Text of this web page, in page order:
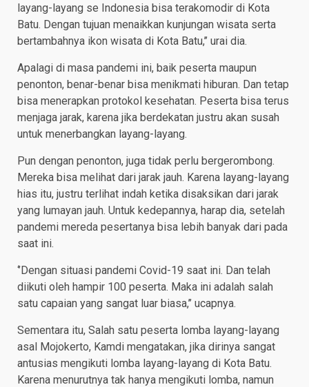
layang-layang se Indonesia bisa terakomodir di Kota
Batu. Dengan tujuan menaikkan kunjungan wisata serta
bertambahnya ikon wisata di Kota Batu,’’ urai dia.
Apalagi di masa pandemi ini, baik peserta maupun
penonton, benar-benar bisa menikmati hiburan. Dan tetap
bisa menerapkan protokol kesehatan. Peserta bisa terus
menjaga jarak, karena jika berdekatan justru akan susah
untuk menerbangkan layang-layang.
Pun dengan penonton, juga tidak perlu bergerombong.
Mereka bisa melihat dari jarak jauh. Karena layang-layang
hias itu, justru terlihat indah ketika disaksikan dari jarak
yang lumayan jauh. Untuk kedepannya, harap dia, setelah
pandemi mereda pesertanya bisa lebih banyak dari pada
saat ini.
‘’Dengan situasi pandemi Covid-19 saat ini. Dan telah
diikuti oleh hampir 100 peserta. Maka ini adalah salah
satu capaian yang sangat luar biasa,’’ ucapnya.
Sementara itu, Salah satu peserta lomba layang-layang
asal Mojokerto, Kamdi mengatakan, jika dirinya sangat
antusias mengikuti lomba layang-layang di Kota Batu.
Karena menurutnya tak hanya mengikuti lomba, namun